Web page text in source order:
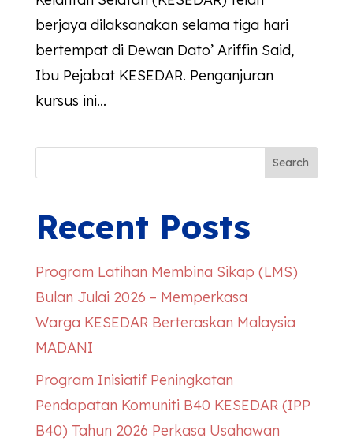
berjaya dilaksanakan selama tiga hari
bertempat di Dewan Dato’ Ariffin Said,
Ibu Pejabat KESEDAR. Penganjuran
kursus ini...
Search
Recent Posts
Program Latihan Membina Sikap (LMS)
Bulan Julai 2026 – Memperkasa
Warga KESEDARBerteraskan Malaysia
MADANI
Program Inisiatif Peningkatan
Pendapatan Komuniti B40 KESEDAR(IPP
B40) Tahun 2026 Perkasa Usahawan